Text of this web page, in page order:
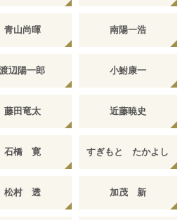
青山尚暉 南陽一浩
渡辺陽一郎 小鮒康一
藤田竜太 近藤暁史
石橋 寛 すぎもと たかよし
松村 透 加茂 新